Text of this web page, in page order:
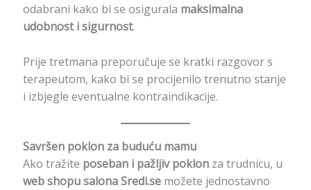
odabrani kako bi se osigurala maksimalna
udobnost i sigurnost.
Prije tretmana preporučuje se kratki razgovor s
terapeutom, kako bi se procijenilo trenutno stanje
i izbjegle eventualne kontraindikacije.
Savršen poklon za buduću mamu
Ako tražite poseban i pažljiv poklonza trudnicu, u
web shopu salona Sredi.semožete jednostavno